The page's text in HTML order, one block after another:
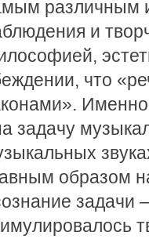
различным
и
что
задачу
образом
задачи